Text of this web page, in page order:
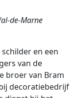
de-Marne
en een
van de
broer van Bram
decoratiebedrijf